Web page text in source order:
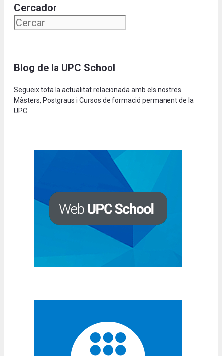
Cercador
Blog de la UPC School
Segueix tota la actualitat relacionada amb els nostres
Màsters, Postgraus i Cursos de formació permanent de la
UPC.